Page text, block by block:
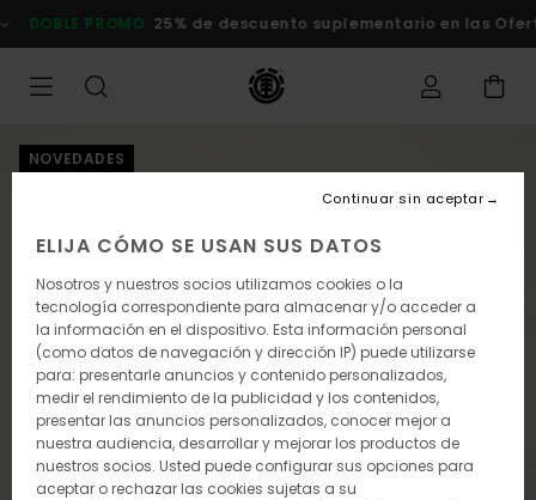
a
la
PROMO 25% de descuento suplementario en las Ofertas
NOVEDADES
ELIJA CÓMO SE USAN SUS DATOS
Nosotros y nuestros socios utilizamos cookies o la
tecnología correspondiente para almacenar y/o acceder a
la información en el dispositivo. Esta información personal
(como datos de navegación y dirección IP) puede utilizarse
para: presentarle anuncios y contenido personalizados,
medir el rendimiento de la publicidad y los contenidos,
presentar las anuncios personalizados, conocer mejor a
nuestra audiencia, desarrollar y mejorar los productos de
nuestros socios. Usted puede configurar sus opciones para
aceptar o rechazar las cookies sujetas a su
Continuar sin aceptar